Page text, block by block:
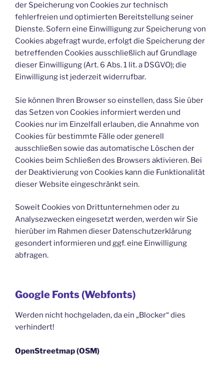
der Speicherung von Cookies zur technisch
fehlerfreien und optimierten Bereitstellung seiner
Dienste. Sofern eine Einwilligung zur Speicherung von
Cookies abgefragt wurde, erfolgt die Speicherung der
betreffenden Cookies ausschließlich auf Grundlage
dieser Einwilligung (Art. 6 Abs. 1 lit. a DSGVO); die
Einwilligung ist jederzeit widerrufbar.
Sie können Ihren Browser so einstellen, dass Sie über
das Setzen von Cookies informiert werden und
Cookies nur im Einzelfall erlauben, die Annahme von
Cookies für bestimmte Fälle oder generell
ausschließen sowie das automatische Löschen der
Cookies beim Schließen des Browsers aktivieren. Bei
der Deaktivierung von Cookies kann die Funktionalität
dieser Website eingeschränkt sein.
Soweit Cookies von Drittunternehmen oder zu
Analysezwecken eingesetzt werden, werden wir Sie
hierüber im Rahmen dieser Datenschutzerklärung
gesondert informieren und ggf. eine Einwilligung
abfragen.
Google Fonts (Webfonts)
Werden nicht hochgeladen, da ein „Blocker“ dies
verhindert!
OpenStreetmap (OSM)